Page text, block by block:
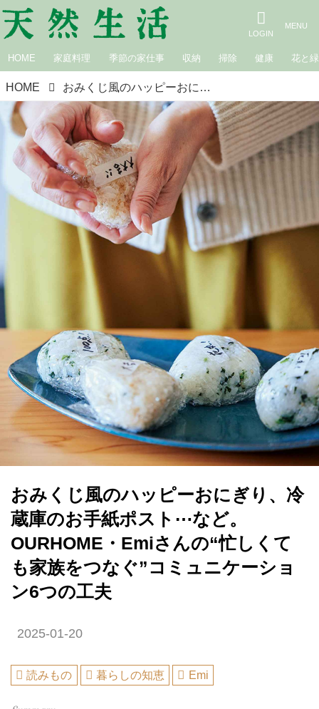
HOME 家庭料理 季節の家仕事 収納 掃除 健康 花と緑
HOME おみくじ風のハッピーおにぎり、冷蔵庫のお手紙ポスト⋯など。OURHOME・Emiさんの“忙しくても家族をつなぐ”コミュニケーション6つの工夫
おみくじ風のハッピーおにぎり、冷
蔵庫のお手紙ポスト⋯など。
OURHOME・Emiさんの“忙しくて
も家族をつなぐ”コミュニケーショ
ン6つの工夫
2025-01-20
読みもの 暮らしの知恵 Emi